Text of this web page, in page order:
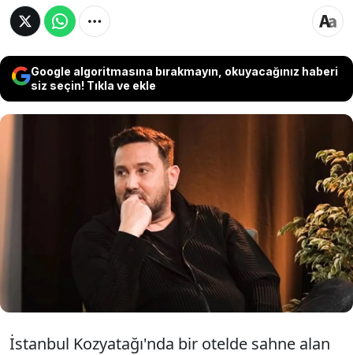
Google algoritmasına bırakmayın, okuyacağınız haberi
siz seçin! Tıkla ve ekle
90'lara damgasını vuran Metin
Arolat'ın ölümünün ardından sanatçı
Demet Sağıroğlu, korkunç bir iddiayı
dile getirdi.
İstanbul Kozyatağı'nda bir otelde sahne alan